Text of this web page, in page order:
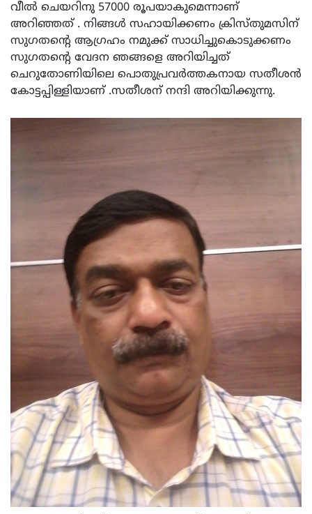
വീൽ ചെയറിനു 57000 രൂപയാകുമെന്നാണ്
അറിഞ്ഞത് . നിങ്ങൾ സഹായിക്കണം ക്രിസ്തുമസിന്
സുഗതന്റെ ആഗ്രഹം നമുക്ക് സാധിച്ചുകൊടുക്കണം
സുഗതന്റെ വേദന ഞങ്ങളെ അറിയിച്ചത്
ചെറുതോണിയിലെ പൊതുപ്രവർത്തകനായ സതീശൻ
കോട്ടപ്പിള്ളിയാണ് .സതീശന് നന്ദി അറിയിക്കുന്നു.